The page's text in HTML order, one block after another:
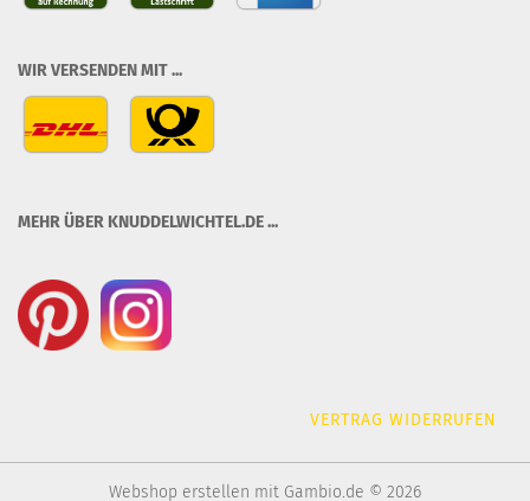
WIR VERSENDEN MIT ...
MEHR ÜBER KNUDDELWICHTEL.DE ...
VERTRAG WIDERRUFEN
Webshop erstellen mit Gambio.de © 2026